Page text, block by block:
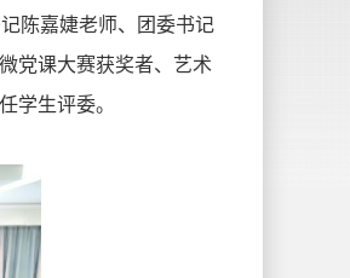
陈嘉婕老师、团委书记
党课大赛获奖者、艺术
学生评委。